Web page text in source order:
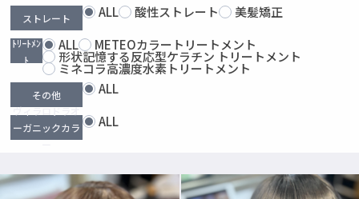
ストレート ALL 酸性ストレート 美髪矯正
ﾄﾘｰﾄﾒﾝ
ﾄ
ALL METEOカラートリートメント
形状記憶する反応型ケラチン トリートメント
ミネコラ高濃度水素トリートメント
その他 ALL
ヴィラロドラオ
ーガニックカラ
ー
ALL